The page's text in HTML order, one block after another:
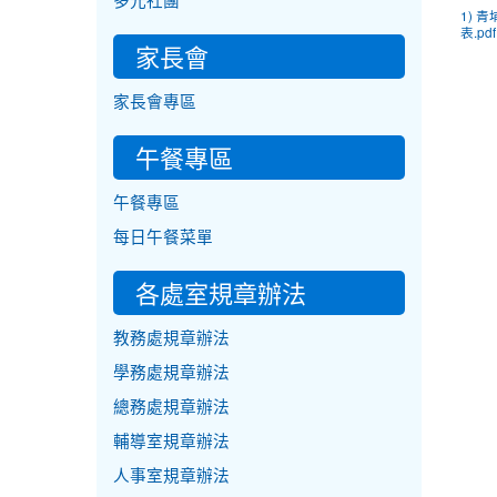
1) 青
表.pdf
家長會
家長會專區
午餐專區
午餐專區
每日午餐菜單
各處室規章辦法
教務處規章辦法
學務處規章辦法
總務處規章辦法
輔導室規章辦法
人事室規章辦法